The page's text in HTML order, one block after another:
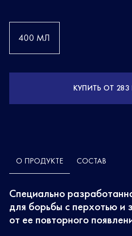
400 МЛ
КУПИТЬ ОТ 283
О ПРОДУКТЕ СОСТАВ
Специально
для борьбы с перхотью и
от ее повторного